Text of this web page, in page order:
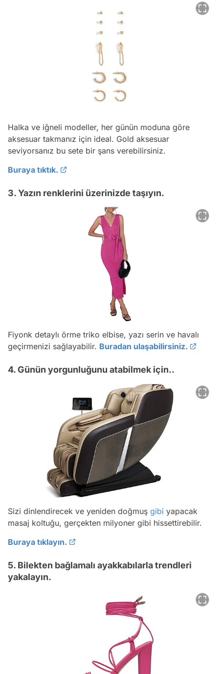
Halka ve iğneli modeller, her günün moduna göre
aksesuar takmanız için ideal. Gold aksesuar
seviyorsanız bu sete bir şans verebilirsiniz.
Buraya tıktık.
3. Yazın renklerini üzerinizde taşıyın.
Fiyonk detaylı örme triko elbise, yazı serin ve havalı
geçirmenizi sağlayabilir. Buradan ulaşabilirsiniz.
4. Günün yorgunluğunu atabilmek için..
Sizi dinlendirecek ve yeniden doğmuş gibi yapacak
masaj koltuğu, gerçekten milyoner gibi hissettirebilir.
Buraya tıklayın.
5. Bilekten bağlamalı ayakkabılarla trendleri
yakalayın.